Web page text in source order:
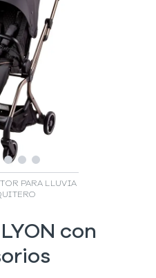
2 3
Slide4
SlideSlide
PARA LLUVIA
con